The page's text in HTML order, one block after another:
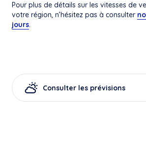
Pour plus de détails sur les vitesses de
votre région, n’hésitez pas à consulter
jours.
Consulter les prévisions